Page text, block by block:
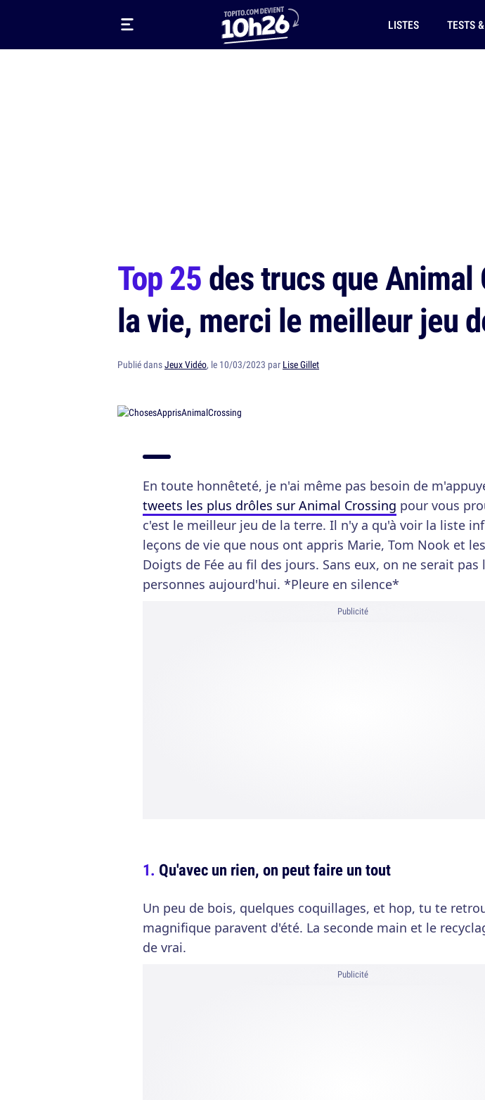
LISTES TESTS
Top 25des trucs que
la vie, merci le meilleur jeu
Publié dansJeux Vidéo, le 10/03/2023 par Lise Gillet
En toute honnêteté, je n'ai même pas besoin de
tweets les plus drôles sur Animal Crossing pour vous
c'est le meilleur jeu de la terre. Il n'y a qu'à voir la liste
leçons de vie que nous ont appris Marie, Tom Nook et
Doigts de Fée au fil des jours. Sans eux, on ne serait pas
personnes aujourd'hui. *Pleure en silence*
Publicité
Qu'avec un rien, on peut faire un tout
Un peu de bois, quelques coquillages, et hop, tu te
magnifique paravent d'été. La seconde main et le
de vrai.
Publicité